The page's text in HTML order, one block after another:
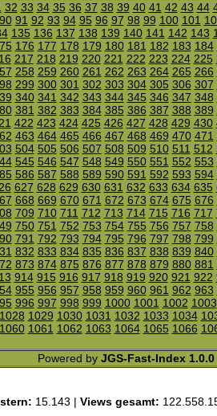
32 33 34 35 36 37 38 39 40 41 42 43 44
90 91 92 93 94 95 96 97 98 99 100 101
135 136 137 138 139 140 141 142 143
176 177 178 179 180 181 182 183 184
217 218 219 220 221 222 223 224 225
258 259 260 261 262 263 264 265 266
299 300 301 302 303 304 305 306 307
340 341 342 343 344 345 346 347 348
381 382 383 384 385 386 387 388 389
422 423 424 425 426 427 428 429 430
463 464 465 466 467 468 469 470 471
504 505 506 507 508 509 510 511 512
545 546 547 548 549 550 551 552 553
586 587 588 589 590 591 592 593 594
627 628 629 630 631 632 633 634 635
668 669 670 671 672 673 674 675 676
709 710 711 712 713 714 715 716 717
750 751 752 753 754 755 756 757 758
791 792 793 794 795 796 797 798 799
832 833 834 835 836 837 838 839 840
873 874 875 876 877 878 879 880 881
914 915 916 917 918 919 920 921 922
955 956 957 958 959 960 961 962 963
996 997 998 999 1000 1001 1002 1003
1028 1029 1030 1031 1032 1033 1034
1060 1061 1062 1063 1064 1065 1066
Powered by JGS-Fast-Index 1.0.0
15.143 | Views gesamt: